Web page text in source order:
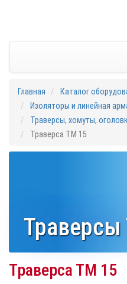
Главная
Каталог
Изоляторы и линейная
Траверсы, хомуты,
Траверса ТМ 15
Траверса ТМ 15